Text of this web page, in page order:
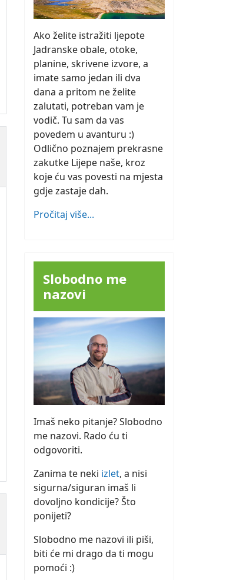
Ako želite istražiti ljepote
Jadranske obale, otoke,
planine, skrivene izvore, a
imate samo jedan ili dva
dana a pritom ne želite
zalutati, potreban vam je
vodič. Tu sam da vas
povedem u avanturu :)
Odlično poznajem prekrasne
zakutke Lijepe naše, kroz
koje ću vas povesti na mjesta
gdje zastaje dah.
Pročitaj više...
Slobodno me
nazovi
Imaš neko pitanje? Slobodno
me nazovi. Rado ću ti
odgovoriti.
Zanima te neki izlet, a nisi
sigurna/siguran imaš li
dovoljno kondicije? Što
ponijeti?
Slobodno me nazovi ili piši,
biti će mi drago da ti mogu
pomoći :)